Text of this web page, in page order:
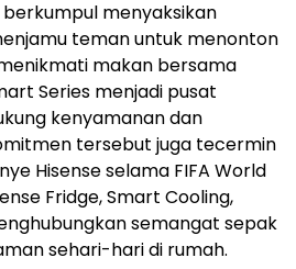
menyaksikan
teman untuk menonton
makan bersama
Series menjadi pusat
kenyamanan dan
tersebut juga tecermin
Hisense selama FIFA World
Fridge, Smart Cooling,
semangat sepak
sehari-hari di rumah.